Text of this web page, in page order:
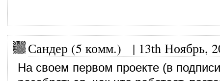
Сандер (5 комм.) | 13th Ноябрь,
На своем первом проекте (в